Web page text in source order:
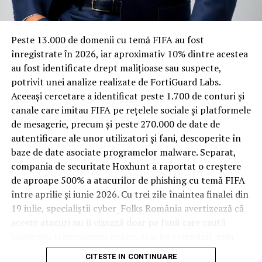
„vagabonzi” la
„psycho-KGB-
iști”
Raportul detaliază „vina” lui Bendriș: „atitudine lipsită
de considerație” față de conducerea DGPMB (Berechet),
folosind „cuvinte și expresii jignitoare” precum „ești
prost și îți ascunzi prostia și lipsurile intelectuale,” și
„duceți-vă dracu.” De asemenea, „opinii preponderent
denigratoare” despre Poliția Română („la nivelul cel mai
comparația cu salariul unui covrigar). Culmea! Sistemul
materiale rezistente
Spre diferență de o locuință obișnuită, o cameră de hotel
trece printr-un ciclu de utilizare intensă: oaspeți diferiți,
bagaje trase pe roți, curățenie zilnică, uneori mai multe
rezervări consecutive în aceeași săptămână. Această
frecvență ridicată de utilizare pune presiune reală pe
orice suprafață, iar pardoseala este printre primele
elemente afectate vizibil, mai ales în zona din jurul
patului și a ușii de acces.
În etapa de renovare sau construcție, administratorii
care iau în calcul mocheta trafic intenspentru zonele
cu rotație mare reduc riscul de uzură prematură și de
decolorare vizibilă în punctele de trecere frecventă. Este
o decizie care ține mai puțin de stil și mai mult de
după primele sezoane de utilizare intensă.
Peste 13.000 de domenii cu temă FIFA au fost
înregistrate ȋn 2026, iar aproximativ 10% dintre acestea
au fost identificate drept malițioase sau suspecte,
potrivit unei analize realizate de FortiGuard Labs.
Aceeași cercetare a identificat peste 1.700 de conturi și
canale care imitau FIFA pe rețelele sociale și platformele
de mesagerie, precum și peste 270.000 de date de
autentificare ale unor utilizatori și fani, descoperite în
baze de date asociate programelor malware. Separat,
compania de securitate Hoxhunt a raportat o creștere
de aproape 500% a atacurilor de phishing cu temă FIFA
între aprilie și iunie 2026. Cu trei zile înaintea finalei din
19 iulie, specialiștii cyber_Folks România avertizează că
conturile, dispozitivele și infrastructura digitală
CITESTE IN CONTINUARE